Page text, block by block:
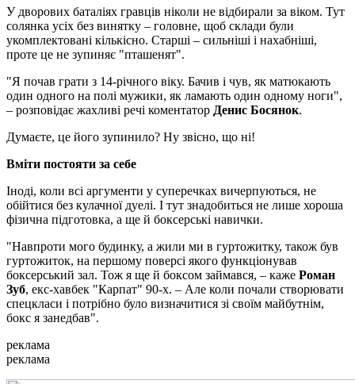
У дворових баталіях гравців ніколи не відбирали за віком. Тут
солянка усіх без винятку – головне, щоб склади були
укомплектовані кількісно. Старші – сильніші і нахабніші,
проте це не зупиняє "пташенят".
"Я почав грати з 14-річного віку. Бачив і чув, як матюкають
один одного на полі мужики, як ламають один одному ноги",
– розповідає жахливі речі коментатор Денис Босянок.
Думаєте, це його зупинило? Ну звісно, що ні!
Вміти постояти за себе
Іноді, коли всі аргументи у суперечках вичерпуються, не
обійтися без кулачної дуелі. І тут знадобиться не лише хороша
фізична підготовка, а ще й боксерські навички.
"Навпроти мого будинку, а жили ми в гуртожитку, також був
гуртожиток, на першому поверсі якого функціонував
боксерський зал. Тож я ще й боксом займався, – каже Роман
Зуб, екс-хавбек "Карпат" 90-х. – Але коли почали створювати
спецкласи і потрібно було визначитися зі своїм майбутнім,
бокс я занедбав".
реклама
реклама